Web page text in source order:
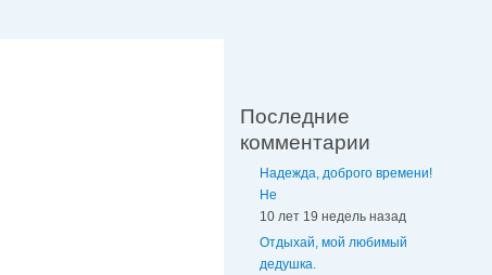
Последние
комментарии
Надежда, доброго времени!
Не
10 лет 19 недель назад
Отдыхай, мой любимый
дедушка.